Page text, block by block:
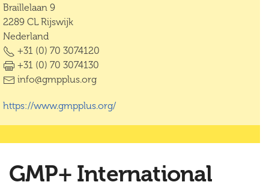
Braillelaan 9
2289 CL Rijswijk
Nederland
+31 (0) 70 3074120
+31 (0) 70 3074130
info@gmpplus.org
https://www.gmpplus.org/
GMP+ International